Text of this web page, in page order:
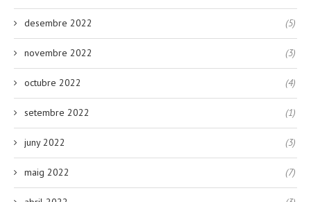
desembre 2022 (5)
novembre 2022 (3)
octubre 2022 (4)
setembre 2022 (1)
juny 2022 (3)
maig 2022 (7)